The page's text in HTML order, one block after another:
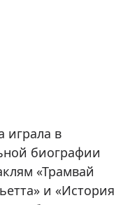
играла в
биографии
«Трамвай
и «История